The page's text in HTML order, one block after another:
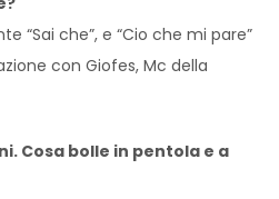
“Sai che”, e “Cio che mi pare”
con Giofes, Mc della
Cosa bolle in pentola e a